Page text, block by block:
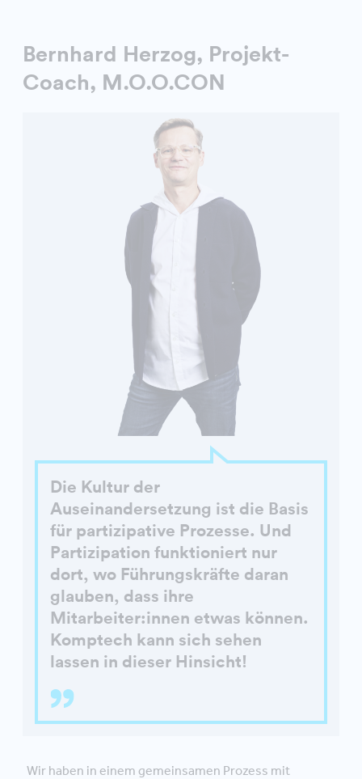
Bernhard Herzog, Projekt-
Coach, M.O.O.CON
Die Kultur der
Auseinandersetzung ist die Basis
für partizipative Prozesse. Und
Partizipation funktioniert nur
dort, wo Führungskräfte daran
glauben, dass ihre
Mitarbeiter:innen etwas können.
Komptech kann sich sehen
lassen in dieser Hinsicht!
Wir haben in einem gemeinsamen Prozess mit